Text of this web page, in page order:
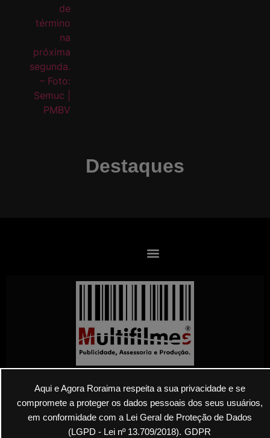
Aqui e Agora Roraima respeita a sua privacidade e se
compromete a proteger os dados pessoais dos seus usuários,
em conformidade com a Lei Geral de Proteção de Dados
(LGPD - Lei nº 13.709/2018). GDPR
Destaques